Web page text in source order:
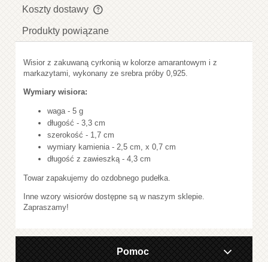
Koszty dostawy
Cena nie zawiera ewentualnych kosztów płatności
Produkty powiązane
Wisior z zakuwaną cyrkonią w kolorze amarantowym i z
markazytami, wykonany ze srebra próby 0,925.
Wymiary wisiora:
waga - 5 g
długość - 3,3 cm
szerokość - 1,7 cm
wymiary kamienia - 2,5 cm, x 0,7 cm
długość z zawieszką - 4,3 cm
Towar zapakujemy do ozdobnego pudełka.
Inne wzory wisiorów dostępne są w naszym sklepie.
Zapraszamy!
Pomoc